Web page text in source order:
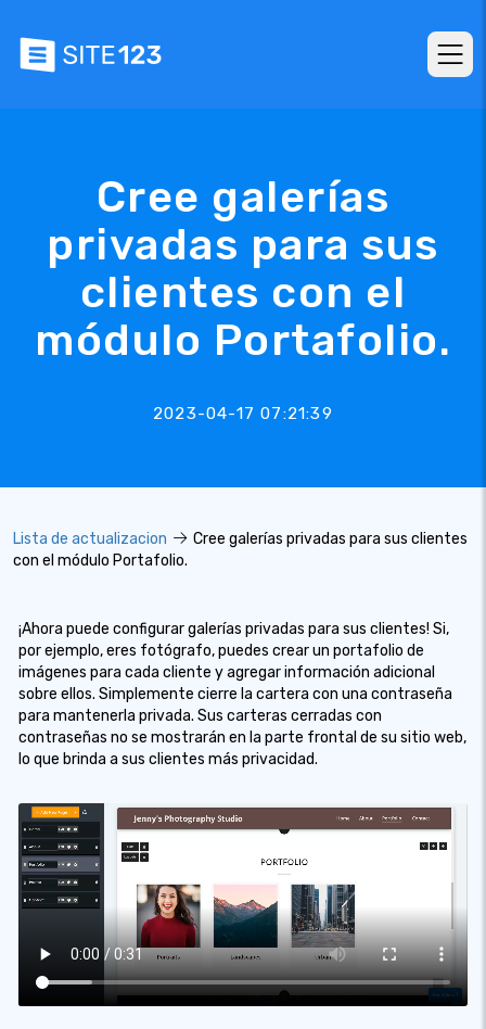
Cree galerías
privadas para sus
clientes con el
módulo Portafolio.
2023-04-17 07:21:39
Lista de actualizacion
Cree galerías privadas para sus clientes
con el módulo Portafolio.
¡Ahora puede configurar galerías privadas para sus clientes! Si,
por ejemplo, eres fotógrafo, puedes crear un portafolio de
imágenes para cada cliente y agregar información adicional
sobre ellos. Simplemente cierre la cartera con una contraseña
para mantenerla privada. Sus carteras cerradas con
contraseñas no se mostrarán en la parte frontal de su sitio web,
lo que brinda a sus clientes más privacidad.